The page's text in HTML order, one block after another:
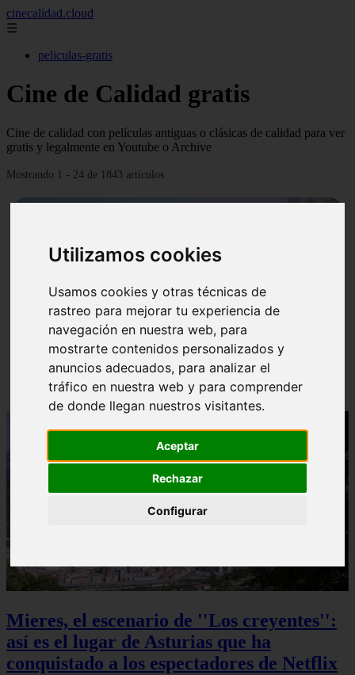
Utilizamos cookies
Usamos cookies y otras técnicas de
rastreo para mejorar tu experiencia de
navegación en nuestra web, para
mostrarte contenidos personalizados y
anuncios adecuados, para analizar el
tráfico en nuestra web y para comprender
de donde llegan nuestros visitantes.
Aceptar
Rechazar
Configurar
cinecalidad.cloud
☰
peliculas-gratis
Cine de Calidad gratis
Cine de calidad con películas antiguas o clásicas de calidad para ver
gratis y legalmente en Youtube o Archive
Mostrando 1 - 24 de 1843 artículos
Solo Las Bestias - Final Explicado
Mieres, el escenario de ''Los creyentes'':
así es el lugar de Asturias que ha
conquistado a los espectadores de Netflix